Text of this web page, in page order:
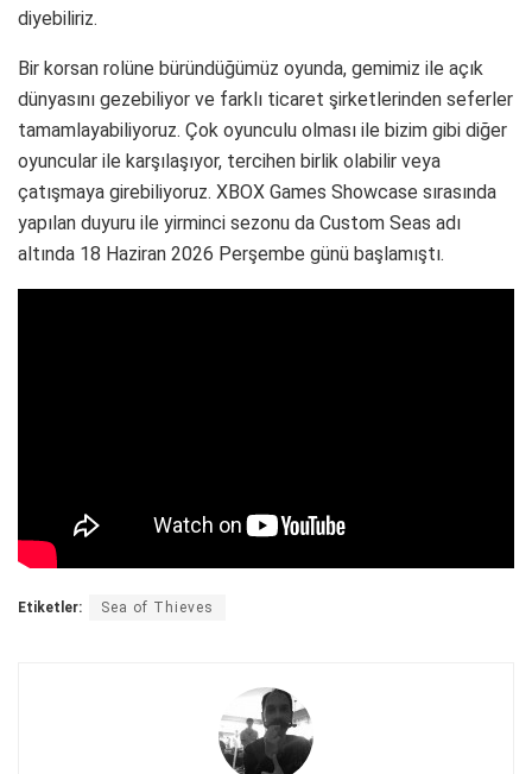
diyebiliriz.
Bir korsan rolüne büründüğümüz oyunda, gemimiz ile açık
dünyasını gezebiliyor ve farklı ticaret şirketlerinden seferler
tamamlayabiliyoruz. Çok oyunculu olması ile bizim gibi diğer
oyuncular ile karşılaşıyor, tercihen birlik olabilir veya
çatışmaya girebiliyoruz. XBOX Games Showcase sırasında
yapılan duyuru ile yirminci sezonu da Custom Seas adı
altında 18 Haziran 2026 Perşembe günü başlamıştı.
Etiketler: Sea of Thieves